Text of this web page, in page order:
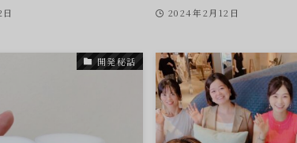
2024年2月12日
開発秘話